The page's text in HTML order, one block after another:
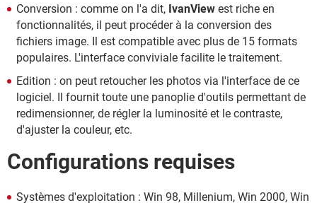
Conversion : comme on l'a dit, IvanView est riche en
fonctionnalités, il peut procéder à la conversion des
fichiers image. Il est compatible avec plus de 15 formats
populaires. L'interface conviviale facilite le traitement.
Edition : on peut retoucher les photos via l'interface de ce
logiciel. Il fournit toute une panoplie d'outils permettant de
redimensionner, de régler la luminosité et le contraste,
d'ajuster la couleur, etc.
Configurations requises
Systèmes d'exploitation : Win 98, Millenium, Win 2000, Win